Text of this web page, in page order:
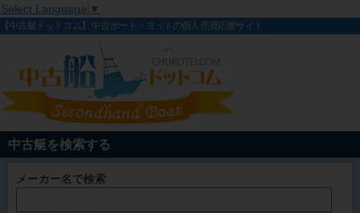
Select Language ▼
【中古艇ドットコム】 中古ボート・ヨットの個人売買応援サイト
中古艇を検索する
メーカー名で検索